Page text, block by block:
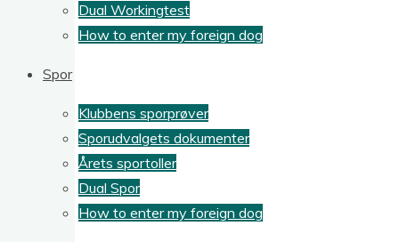
Dual Workingtest
How to enter my foreign dog
Spor
Klubbens sporprøver
Sporudvalgets dokumenter
Årets sportoller
Dual Spor
How to enter my foreign dog